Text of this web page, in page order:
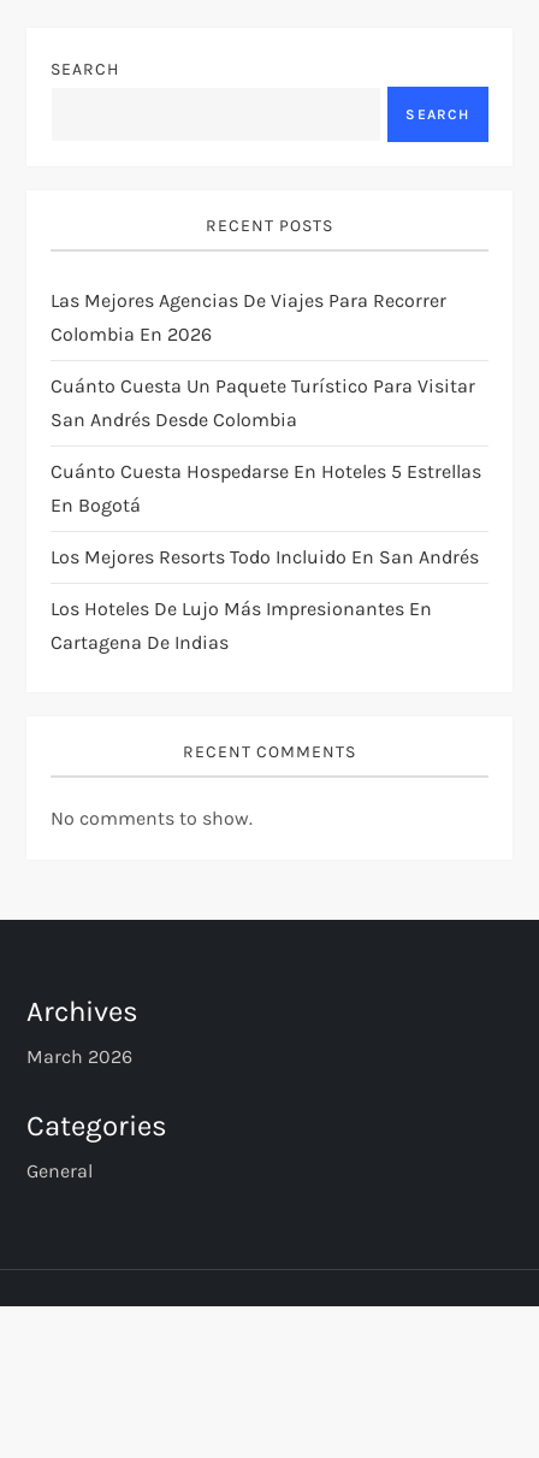
n
i
g
a
t
i
o
n
SEARCH
SEARCH
RECENT POSTS
Las Mejores Agencias De Viajes Para Recorrer
Colombia En 2026
Cuánto Cuesta Un Paquete Turístico Para Visitar
San Andrés Desde Colombia
Cuánto Cuesta Hospedarse En Hoteles 5 Estrellas
En Bogotá
Los Mejores Resorts Todo Incluido En San Andrés
Los Hoteles De Lujo Más Impresionantes En
Cartagena De Indias
RECENT COMMENTS
No comments to show.
Archives
March 2026
Categories
General